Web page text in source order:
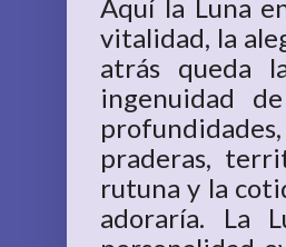
Aquí la Luna
vitalidad, la
atrás queda
ingenuidad
praderas,
rutuna y la
adoraría. La